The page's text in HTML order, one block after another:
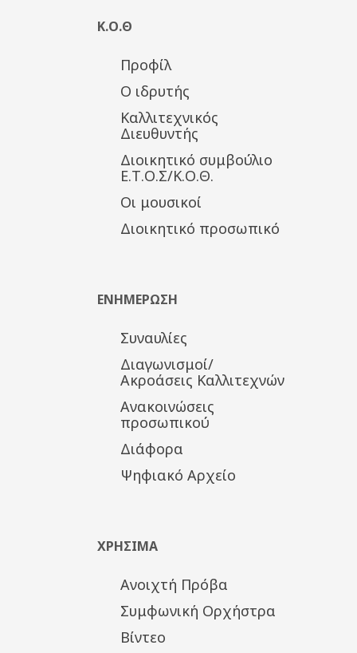
Κ.Ο.Θ
Προφίλ
Ο ιδρυτής
Καλλιτεχνικός
Διευθυντής
Διοικητικό συμβούλιο
Ε.Τ.Ο.Σ/Κ.Ο.Θ.
Οι μουσικοί
Διοικητικό προσωπικό
ΕΝΗΜΕΡΩΣΗ
Συναυλίες
Διαγωνισμοί/
Ακροάσεις Καλλιτεχνών
Ανακοινώσεις
προσωπικού
Διάφορα
Ψηφιακό Αρχείο
ΧΡΗΣΙΜΑ
Ανοιχτή Πρόβα
Συμφωνική Ορχήστρα
Βίντεο